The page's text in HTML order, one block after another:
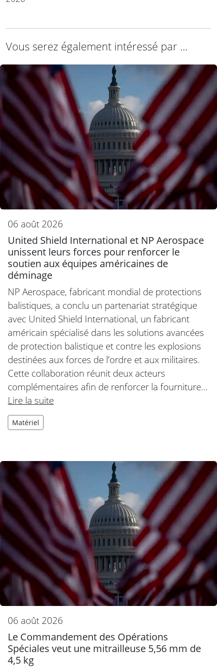
Vous serez également intéressé par ...
06 août 2026
United Shield International et NP Aerospace
unissent leurs forces pour renforcer le
soutien aux équipes américaines de
déminage
NP Aerospace, fabricant mondial de protections
balistiques, a conclu un partenariat stratégique
avec United Shield International, un fabricant
américain spécialisé dans les solutions avancées
de protection balistique et contre les explosions
destinées aux forces de l’ordre et aux militaires.
Cette collaboration réunit deux acteurs
complémentaires afin de renforcer la fourniture…
Lire la suite
Matériel
06 août 2026
Le Commandement des Opérations
Spéciales veut une mitrailleuse 5,56 mm de
4,5 kg